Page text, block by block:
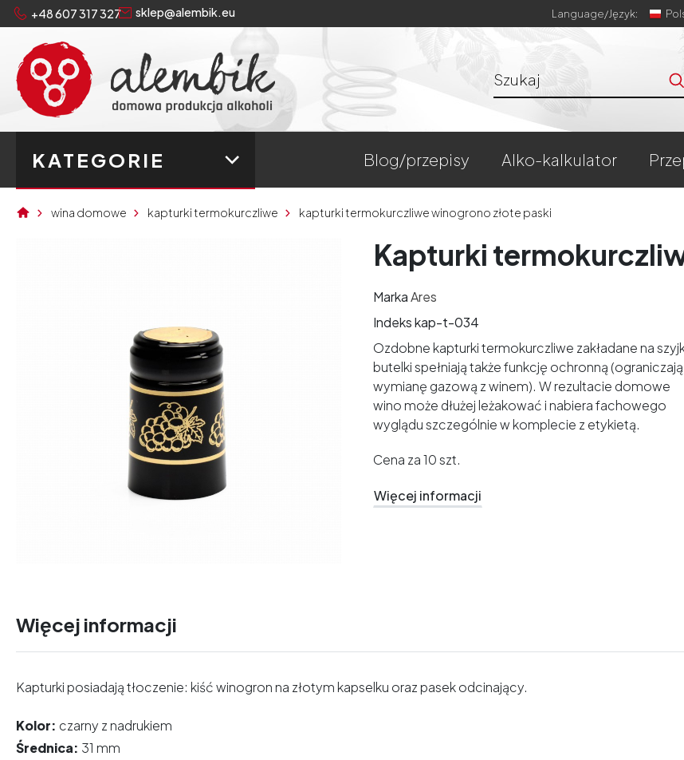
+48 607 317 327 sklep@alembik.eu Language/Język:
KATEGORIE blog/przepisy alko-kalkulator
wina domowe kapturki termokurczliwe kapturki termokurczliwe winogrono złote paski
Kapturki
MarkaAres
Indekskap-t-034
Ozdobne kapturki termokurczliwe zakładane na
butelki spełniają także funkcję ochronną (ograniczają
wymianę gazową z winem). W rezultacie domowe
wino może dłużej leżakować i nabiera fachowego
wyglądu szczególnie w komplecie z etykietą.
Cena za 10 szt.
Więcej informacji
Więcej informacji
Kapturki posiadają tłoczenie: kiść winogron na złotym kapselku oraz pasek odcinający.
Kolor: czarny z nadrukiem
Średnica: 31 mm